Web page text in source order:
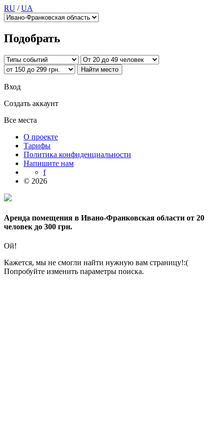
RU /UA
Подобрать
Вход
Создать аккаунт
Все места
О проекте
Тарифы
Политика конфиденциальности
Напишите нам
f
© 2026
Аренда помещения в Ивано-Франковская области от 20
человек до 300 грн.
Ой!
Кажется, мы не смогли найти нужную вам страницу!:(
Попробуйте изменить параметры поиска.